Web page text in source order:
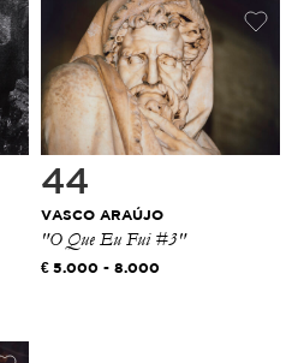
44
VASCO ARAÚJO
"O Que Eu Fui #3"
5.000 - 8.000